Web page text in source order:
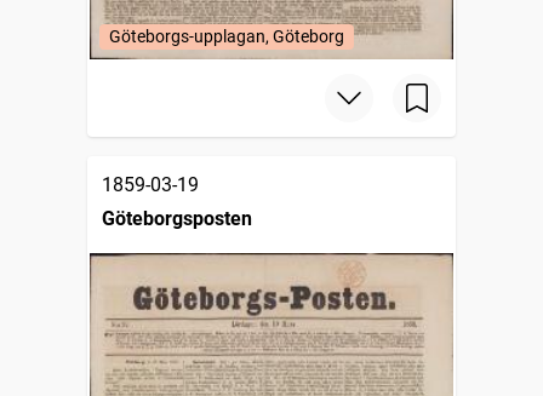
Göteborgs-upplagan, Göteborg
1859-03-19
Göteborgsposten